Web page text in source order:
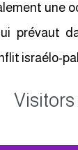
une
prévaut
israélo-
Visitors